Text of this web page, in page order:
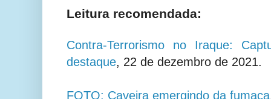
Leitura recomendada:
Contra-Terrorismo no Iraque:
destaque, 22 de dezembro de 2021.
FOTO: Caveira emergindo da fumaça